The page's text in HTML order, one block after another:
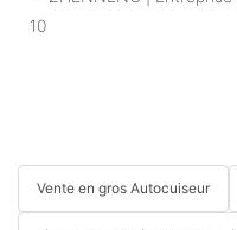
Vente en gros Autocuiseur